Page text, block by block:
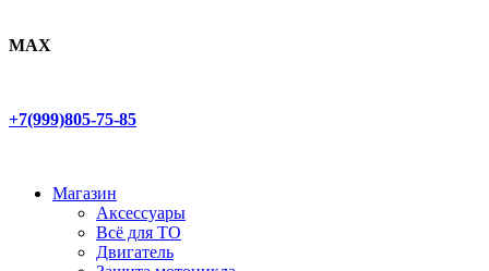
MAX
+7(999)805-75-85
Магазин
Аксессуары
Всё для ТО
Двигатель